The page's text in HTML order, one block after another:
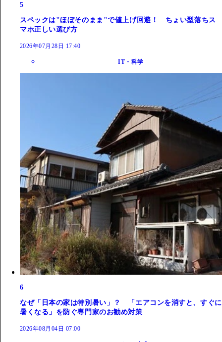
5
スペックは"ほぼそのまま"で値上げ回避！ ちょい型落ちス
マホ正しい選び方
2026年07月28日 17:40
IT・科学
6
なぜ「日本の家は特別暑い」？ 「エアコンを消すと、すぐに
暑くなる」を防ぐ専門家のお勧め対策
2026年08月04日 07:00